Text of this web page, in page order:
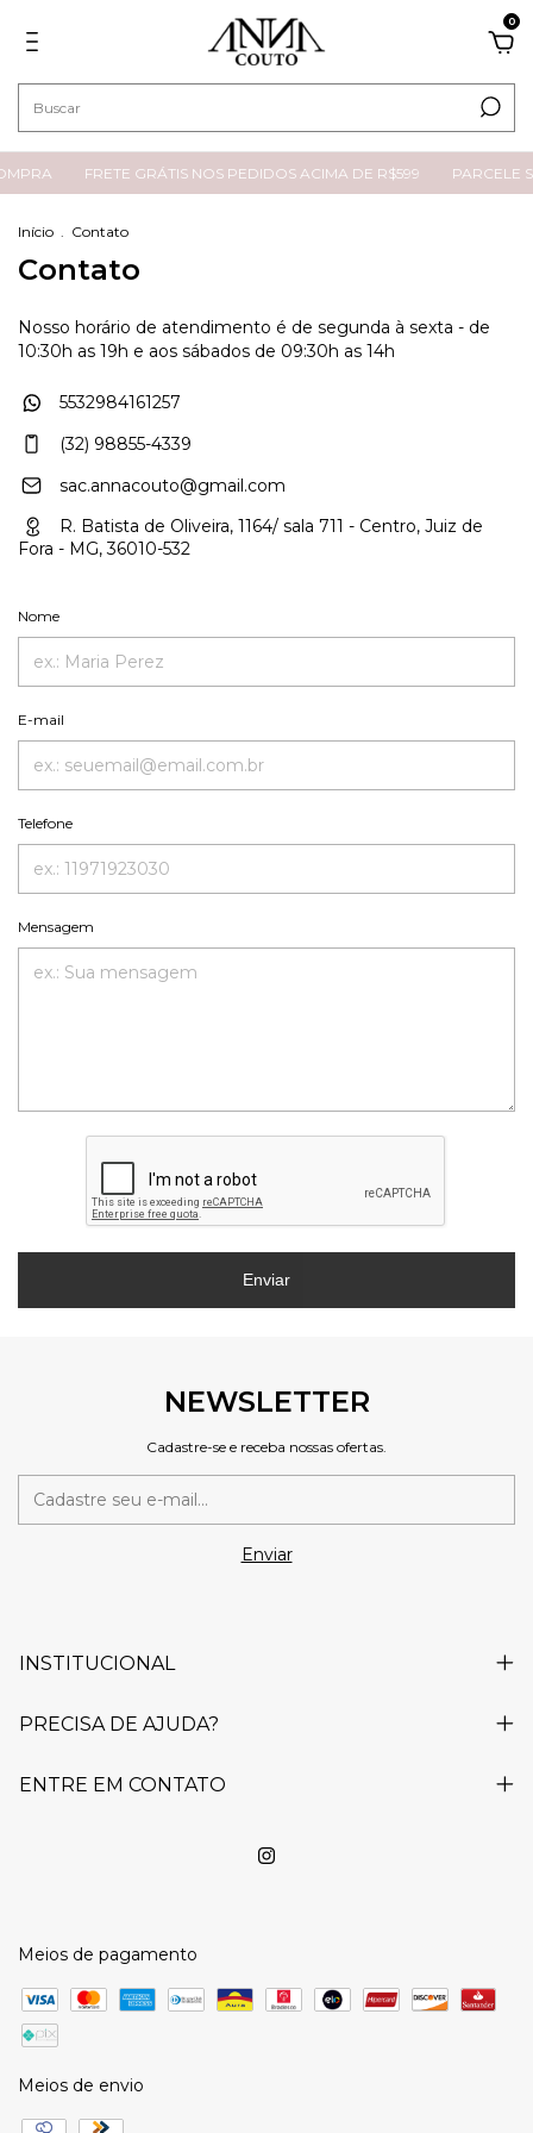
0
FRETE GRÁTIS NOS PEDIDOS ACIMA DE R$599 PARCELE
Início . Contato
Contato
Nosso horário de atendimento é de segunda à sexta - de
10:30h as 19h e aos sábados de 09:30h as 14h
5532984161257
(32) 98855-4339
sac.annacouto@gmail.com
R. Batista de Oliveira, 1164/ sala 711 - Centro, Juiz de
Fora - MG, 36010-532
Nome
E-mail
Telefone
Mensagem
Enviar
NEWSLETTER
Cadastre-se e receba nossas ofertas.
INSTITUCIONAL
PRECISA DE AJUDA?
ENTRE EM CONTATO
Meios de pagamento
Meios de envio